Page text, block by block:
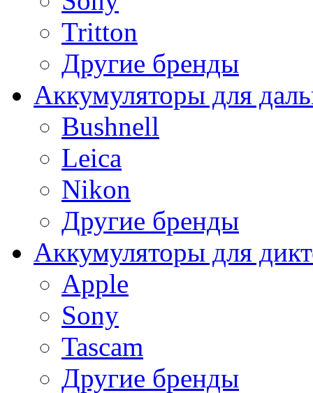
Tritton
Другие бренды
Аккумуляторы для
Bushnell
Leica
Nikon
Другие бренды
Аккумуляторы для
Apple
Sony
Tascam
Другие бренды